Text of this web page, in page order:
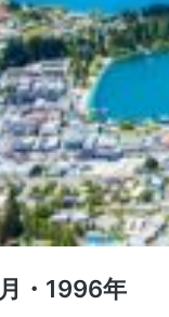
・1996年